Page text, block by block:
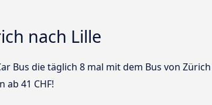
nach Lille
Bus die täglich 8 mal mit dem Bus von
ab 41 CHF!